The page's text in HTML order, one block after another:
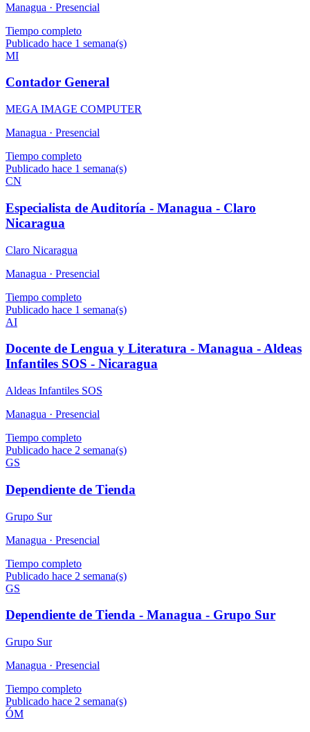
Managua · Presencial
Tiempo completo
Publicado hace 1 semana(s)
MI
Contador General
MEGA IMAGE COMPUTER
Managua · Presencial
Tiempo completo
Publicado hace 1 semana(s)
CN
Especialista de Auditoría - Managua - Claro
Nicaragua
Claro Nicaragua
Managua · Presencial
Tiempo completo
Publicado hace 1 semana(s)
AI
Docente de Lengua y Literatura - Managua - Aldeas
Infantiles SOS - Nicaragua
Aldeas Infantiles SOS
Managua · Presencial
Tiempo completo
Publicado hace 2 semana(s)
GS
Dependiente de Tienda
Grupo Sur
Managua · Presencial
Tiempo completo
Publicado hace 2 semana(s)
GS
Dependiente de Tienda - Managua - Grupo Sur
Grupo Sur
Managua · Presencial
Tiempo completo
Publicado hace 2 semana(s)
ÓM